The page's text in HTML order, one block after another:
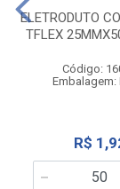
ELETRODUTO
TFLEX
Código:
Embalagem:
R$